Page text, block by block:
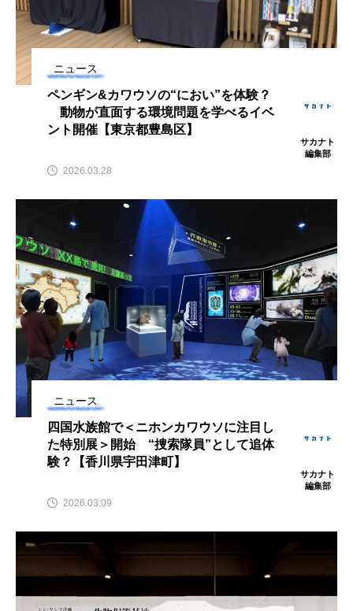
アサヒガニ アザアシ アシカ アジ
アッキガイ
アブラボテ アマガエル アマゴ
アンコウ イカナゴ
イッカク イトウ イトヒキアジ
イトヨリダイ イモリ イラスト
イリエワニ イワナ インドネシア
ウツボ ウナギ ウバザメ
ウマヅラハギ
エゾアイナメ オオカミウオ
オットセイ
オーストラリア カイエビ カイギュウ
ニュース
ペンギン&カワウソの“におい”を体験？
動物が直面する環境問題を学べるイベ
ント開催【東京都豊島区】
サカナト
編集部
2026.03.28
ニュース
四国水族館で＜ニホンカワウソに注目し
た特別展＞開始 “捜索隊員”として追体
験？【香川県宇田津町】
サカナト
編集部
2026.03.09